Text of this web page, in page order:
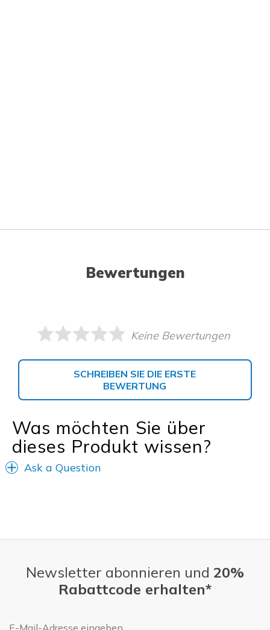
Bewertungen
Keine Bewertungen
SCHREIBEN SIE DIE ERSTE
BEWERTUNG
Was möchten Sie über
dieses Produkt wissen?
Ask a Question
Newsletter abonnieren und 20%
Rabattcode erhalten*
E-Mail-Adresse